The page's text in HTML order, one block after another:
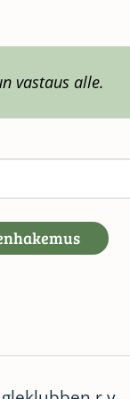
vastaus alle.